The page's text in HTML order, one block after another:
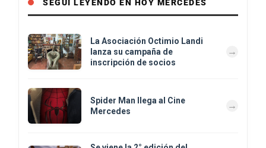
SEGUÍ LEYENDO EN HOY MERCEDES
La Asociación Octimio Landi
lanza su campaña de
inscripción de socios
Spider Man llega al Cine
Mercedes